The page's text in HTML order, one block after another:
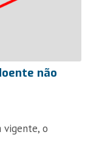
não
vigente, o